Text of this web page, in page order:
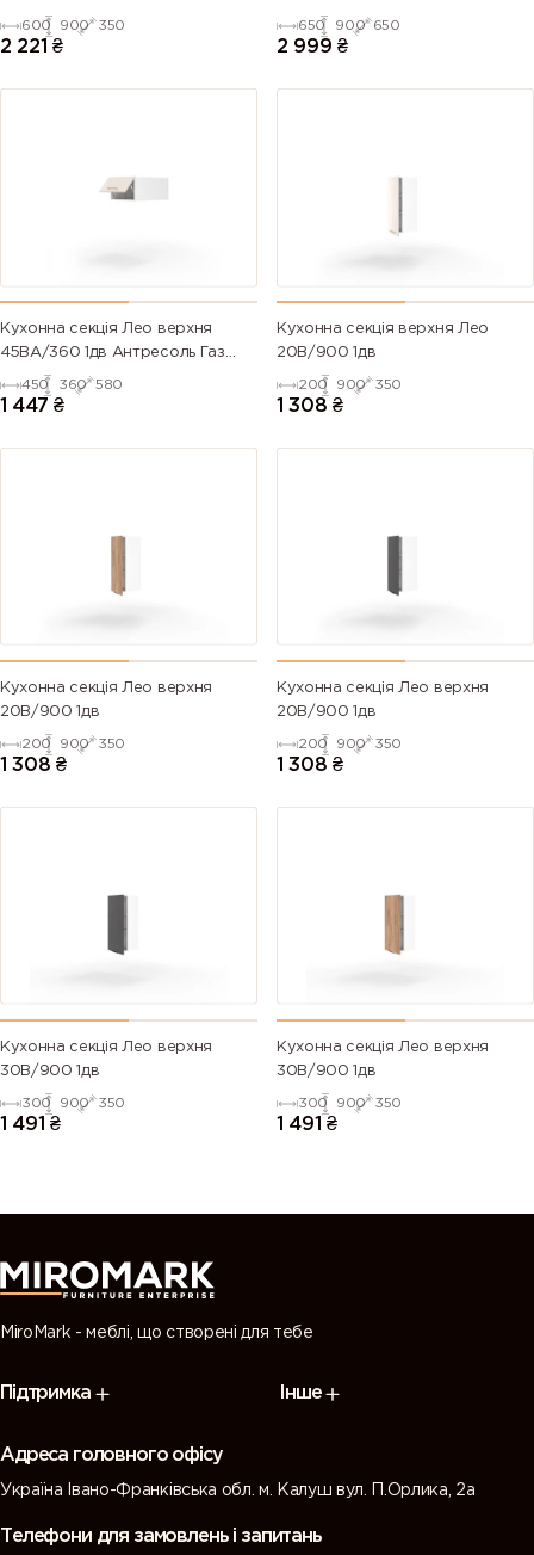
600 900 350
2 221 ₴
650 900 650
2 999 ₴
Кухонна секція Лео верхня
45ВА/360 1дв Антресоль Газ
Ліфт
450 360 580
1 447 ₴
Кухонна секція верхня Лео
20В/900 1дв
200 900 350
1 308 ₴
Кухонна секція Лео верхня
20В/900 1дв
200 900 350
1 308 ₴
Кухонна секція Лео верхня
20В/900 1дв
200 900 350
1 308 ₴
Кухонна секція Лео верхня
30В/900 1дв
300 900 350
1 491 ₴
Кухонна секція Лео верхня
30В/900 1дв
300 900 350
1 491 ₴
MiroMark - меблі, що створені для тебе
Підтримка Інше
Адреса головного офісу
Україна Івано-Франківська обл. м. Калуш вул. П.Орлика, 2а
Телефони для замовлень і запитань